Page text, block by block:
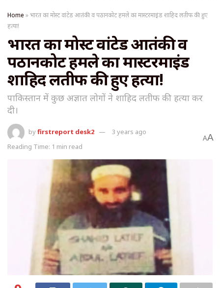
Home »भारत का मोस्ट वांटेड आतंकी व पठानकोट हमले का मास्टरमाइंड शाहिद लतीफ की हुए
हत्या!
भारत का मोस्ट वांटेड आतंकी व
पठानकोट हमले का मास्टरमाइंड
शाहिद लतीफ की हुए हत्या!
पाकिस्तान में कुछ अज्ञात लोगों ने शाहिद लतीफ की हत्या कर
दी।
byfirstreport desk2
3 years ago
Reading Time: 1 min read
AA